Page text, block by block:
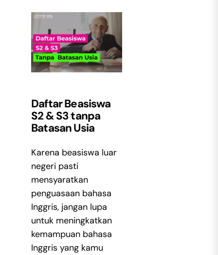
Daftar Beasiswa
S2 & S3 tanpa
Batasan Usia
Karena beasiswa luar
negeri pasti
mensyaratkan
penguasaan bahasa
Inggris, jangan lupa
untuk meningkatkan
kemampuan bahasa
Inggris yang kamu